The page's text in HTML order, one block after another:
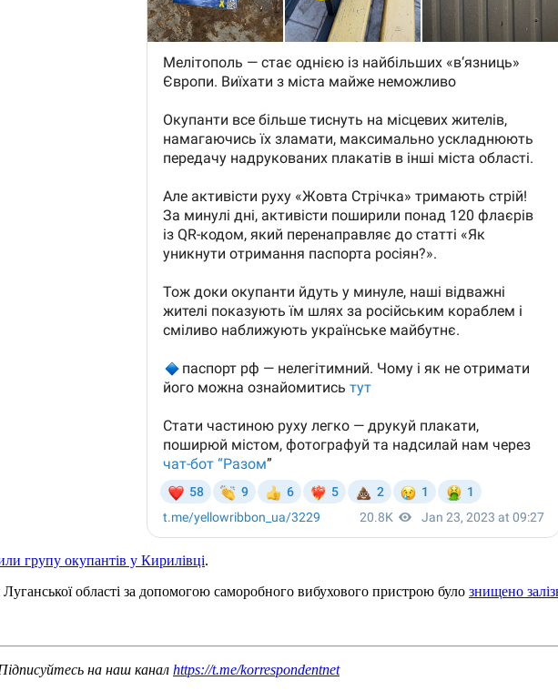
групу окупантів у Кирилівці.
області за допомогою саморобного вибухового пристрою було знищено
на наш канал https://t.me/korrespondentnet